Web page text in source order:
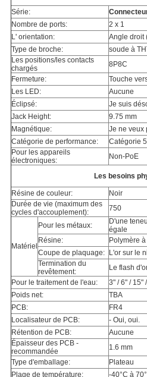
Série:
Nombre de ports:
2 x 1
L' orientation:
Angle droit
Type de broche:
soude à
Les positions/les contacts
chargés
8P8C
Fermeture:
Touche
Les LED:
Aucune
Éclipsé:
Je suis
Jack Height:
9.75 mm
Magnétique:
Je ne veux
Catégorie de performance:
Catégorie 5
Pour les appareils
électroniques:
Non-PoE
Les besoins
Résine de couleur:
Noir
Durée de vie (maximum des
cycles d'accouplement):
750
Matériel
Pour les métaux:
D'une
égale
Résine:
Polymère
Coupe de plaquage:
L'or sur le
Termination du
revêtement:
Le flash
Pour le traitement de l'eau:
3" / 6" / 15"
Poids net:
TBA
PCB:
FR4
Localisateur de PCB:
- Oui, oui.
Rétention de PCB:
Aucune
Épaisseur des PCB -
recommandée
1.6 mm
Type d'emballage:
Plateau
Plage de température:
-40°C à